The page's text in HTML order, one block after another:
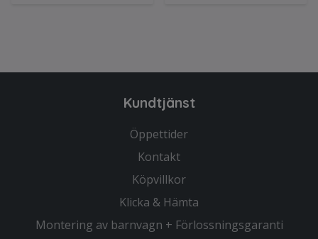
Kundtjänst
Öppettider
Kontakt
Köpvillkor
Klicka & Hämta
Montering av barnvagn + Förlossningsgaranti